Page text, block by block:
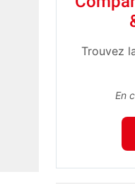
Trouvez
En